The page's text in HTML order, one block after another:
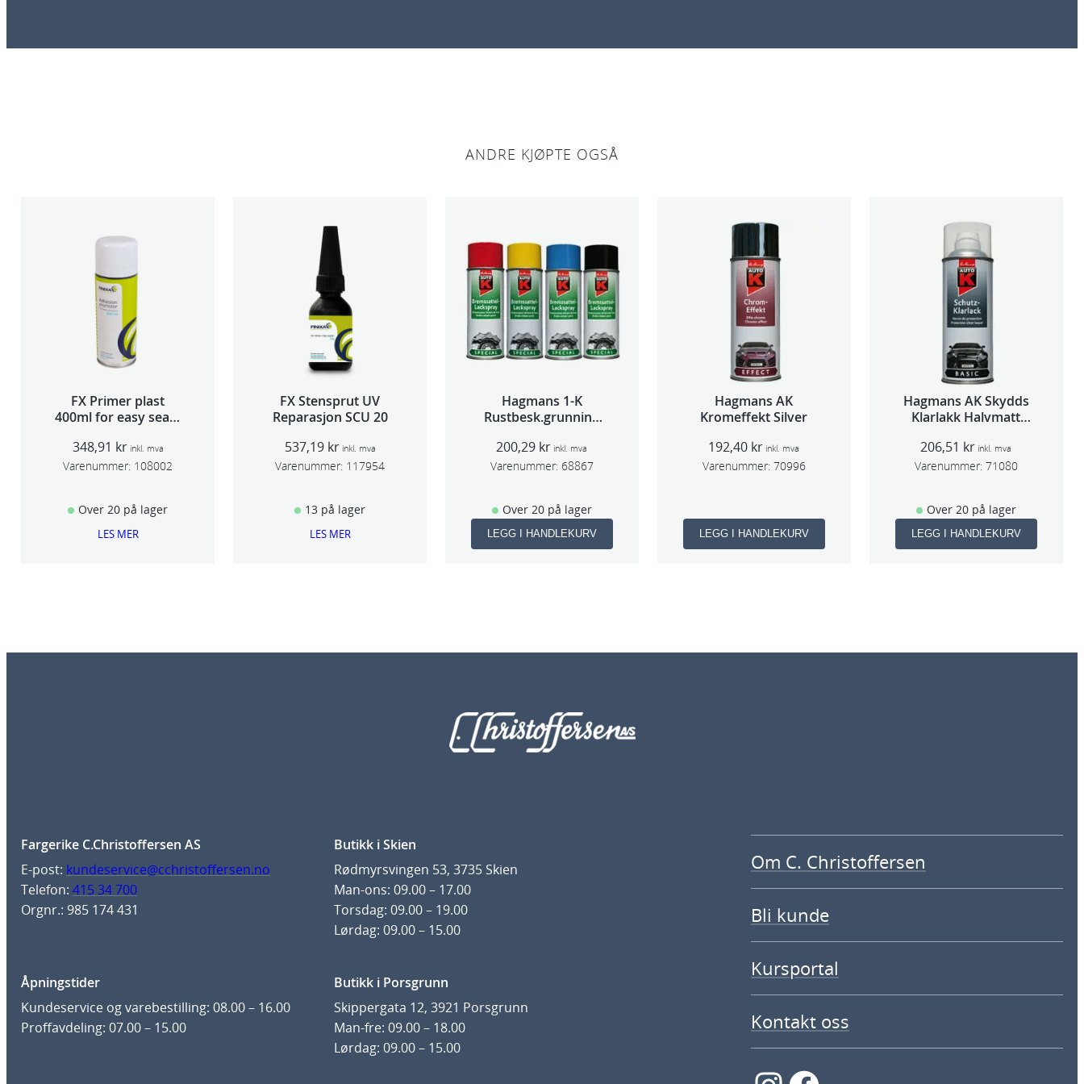
ANDRE KJØPTE OGSÅ
FX Primer plast
400ml for easy seam
348,91 kr inkl. mva
Varenummer: 108002
Over 20 på lager
LES MER
FX Stensprut UV
Reparasjon SCU 20
537,19 kr inkl. mva
Varenummer: 117954
13 på lager
LES MER
Hagmans 1-K
Rustbesk.grunning
200,29 kr inkl. mva
Varenummer: 68867
Over 20 på lager
LEGG I HANDLEKURV
Hagmans AK
Kromeffekt Silver
192,40 kr inkl. mva
Varenummer: 70996
LEGG I HANDLEKURV
Hagmans AK Skydds
Klarlakk Halvmatt
206,51 kr inkl. mva
Varenummer: 71080
Over 20 på lager
LEGG I HANDLEKURV
Fargerike C.Christoffersen AS
E-post: kundeservice@cchristoffersen.no
Telefon: 415 34 700
Orgnr.: 985 174 431
Butikk i Skien
Rødmyrsvingen 53, 3735 Skien
Man-ons: 09.00 – 17.00
Torsdag: 09.00 – 19.00
Lørdag: 09.00 – 15.00
Åpningstider
Kundeservice og varebestilling: 08.00 – 16.00
Proffavdeling: 07.00 – 15.00
Butikk i Porsgrunn
Skippergata 12, 3921 Porsgrunn
Man-fre: 09.00 – 18.00
Lørdag: 09.00 – 15.00
Om C. Christoffersen
Bli kunde
Kursportal
Kontakt oss